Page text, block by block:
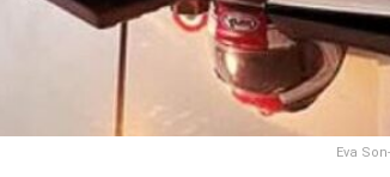
Eva